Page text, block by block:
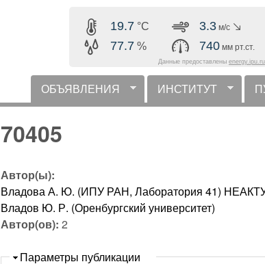
содержанию
19.7 °C
77.7 %
3.3 м/с
740 мм рт.ст.
Данные предоставлены energy.ipu.ru
горизонтальное меню
ОБЪЯВЛЕНИЯ ИНСТИТУТ
70405
Автор(ы):
Владова А. Ю. (ИПУ РАН, Лаборатория 41)
Владов Ю. Р. (Оренбургский университет)
Автор(ов):2
Скрыть
Параметры публикации